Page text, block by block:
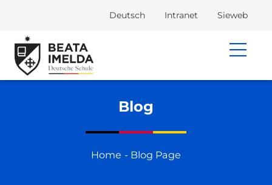
Deutsch Intranet Sieweb
Blog
Home - Blog Page